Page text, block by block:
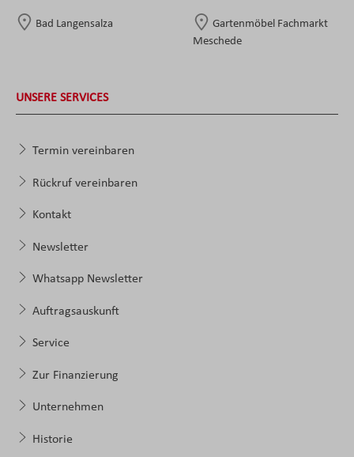
Bad Langensalza
Gartenmöbel Fachmarkt
Meschede
UNSERE SERVICES
Termin vereinbaren
Rückruf vereinbaren
Kontakt
Newsletter
Whatsapp Newsletter
Auftragsauskunft
Service
Zur Finanzierung
Unternehmen
Historie